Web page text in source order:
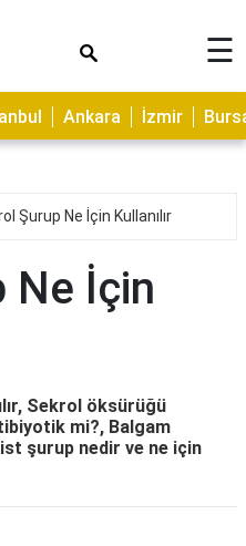
☰
Ankara İzmir
Şurup Ne İçin Kullanılır
Ne İçin
Sekrol öksürüğü
mi?, Balgam
şurup nedir ve ne için